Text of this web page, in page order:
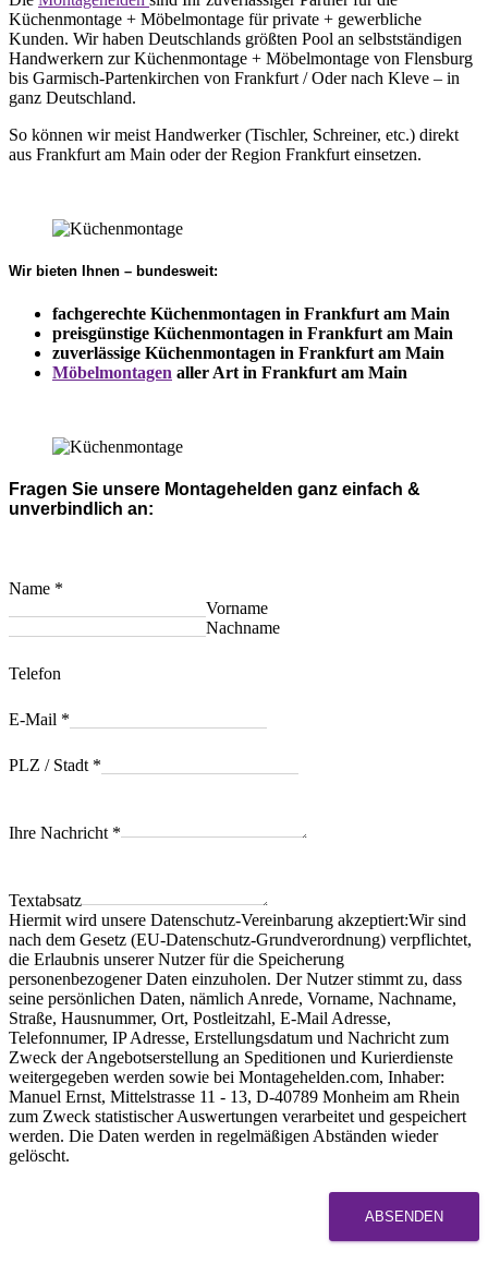
Küchenmontage + Möbelmontage für private + gewerbliche
Kunden. Wir haben Deutschlands größten Pool an selbstständigen
Handwerkern zur Küchenmontage + Möbelmontage von Flensburg
bis Garmisch-Partenkirchen von Frankfurt / Oder nach Kleve – in
ganz Deutschland.
So können wir meist Handwerker (Tischler, Schreiner, etc.) direkt
aus Frankfurt am Main oder der Region Frankfurt einsetzen.
Wir bieten Ihnen – bundesweit:
fachgerechte Küchenmontagen in Frankfurt am Main
preisgünstige Küchenmontagen in Frankfurt am Main
zuverlässige Küchenmontagen in Frankfurt am Main
Möbelmontagen aller Art in Frankfurt am Main
Fragen Sie unsere Montagehelden ganz einfach &
unverbindlich an:
Name *
Vorname
Nachname
Telefon
E-Mail *
PLZ / Stadt *
Ihre Nachricht *
Textabsatz
Hiermit wird unsere Datenschutz-Vereinbarung akzeptiert:Wir sind
nach dem Gesetz (EU-Datenschutz-Grundverordnung) verpflichtet,
die Erlaubnis unserer Nutzer für die Speicherung
personenbezogener Daten einzuholen. Der Nutzer stimmt zu, dass
seine persönlichen Daten, nämlich Anrede, Vorname, Nachname,
Straße, Hausnummer, Ort, Postleitzahl, E-Mail Adresse,
Telefonnumer, IP Adresse, Erstellungsdatum und Nachricht zum
Zweck der Angebotserstellung an Speditionen und Kurierdienste
weitergegeben werden sowie bei Montagehelden.com, Inhaber:
Manuel Ernst, Mittelstrasse 11 - 13, D-40789 Monheim am Rhein
zum Zweck statistischer Auswertungen verarbeitet und gespeichert
werden. Die Daten werden in regelmäßigen Abständen wieder
gelöscht.
ABSENDEN